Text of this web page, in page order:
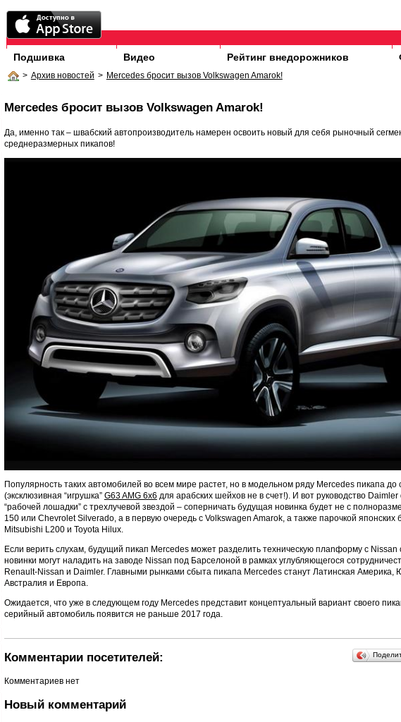
Подшивка Видео Рейтинг внедорожников
> Архив новостей > Mercedes бросит вызов Volkswagen Amarok!
Mercedes бросит вызов Volkswagen Amarok!
Да, именно так – швабский автопроизводитель намерен освоить новый для себя рыночный
среднеразмерных пикапов!
Популярность таких автомобилей во всем мире растет, но в модельном ряду Mercedes пикапа до
(эксклюзивная “игрушка” G63 AMG 6x6 для арабских шейхов не в счет!). И вот руководство
“рабочей лошадки” с трехлучевой звездой – соперничать будущая новинка будет не с
150 или Chevrolet Silverado, а в первую очередь с Volkswagen Amarok, а также парочкой японских
Mitsubishi L200 и Toyota Hilux.
Если верить слухам, будущий пикап Mercedes может разделить техническую плаnформу с Nissan
новинки могут наладить на заводе Nissan под Барселоной в рамках углубляющегося
Renault-Nissan и Daimler. Главными рынками сбыта пикапа Mercedes станут Латинская
Австралия и Европа.
Ожидается, что уже в следующем году Mercedes представит концептуальный вариант своего
серийный автомобиль появится не раньше 2017 года.
Комментарии посетителей:
Комментариев нет
Новый комментарий